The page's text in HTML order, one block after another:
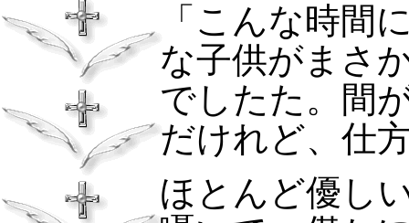
「こんな時間
な子供がまさ
でしたた。間
だけれど、仕
ほとんど優し